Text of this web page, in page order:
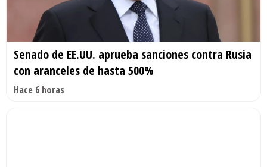
Senado de EE.UU. aprueba sanciones contra Rusia
con aranceles de hasta 500%
Hace 6 horas